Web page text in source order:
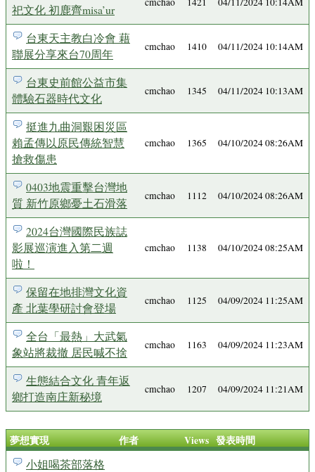
祀文化 初鹿齊misa’ur
台東天主教白冷會 藉
聯展分享來台70周年
cmchao 1410 04/11/2024 10:14AM
台東史前館公益市集
體驗石器時代文化
cmchao 1345 04/11/2024 10:13AM
挺進九曲洞艱困災區
賴孟傳以原民傳統智慧
搶救傷患
cmchao 1365 04/10/2024 08:26AM
0403地震重擊台灣地
質 新竹原鄉憂土石滑落
cmchao 1112 04/10/2024 08:26AM
2024台灣國際民族誌
影展巡演進入第二週
啦！
cmchao 1138 04/10/2024 08:25AM
保留在地排灣文化資
產 北葉學研討會登場
cmchao 1125 04/09/2024 11:25AM
全台「最熱」大武氣
象站將裁撤 居民喊不捨
cmchao 1163 04/09/2024 11:23AM
生態結合文化 青年返
鄉打造南庄新秘境
cmchao 1207 04/09/2024 11:21AM
夢想實現 作者 Views 發表時間
小姐喝茶部落格